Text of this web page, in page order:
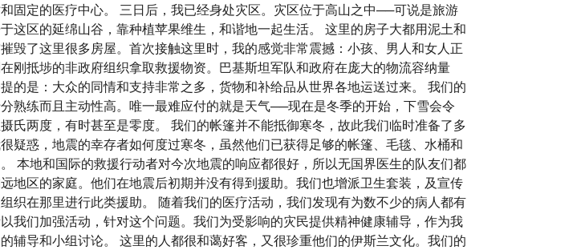
固定的医疗中心。 三日后，我已经身处灾区。灾区位于高山之中──可说是旅游
这区的延绵山谷，靠种植苹果维生，和谐地一起生活。 这里的房子大都用泥土和
毁了这里很多房屋。首次接触这里时，我的感觉非常震撼：小孩、男人和女人正
刚抵埗的非政府组织拿取救援物资。巴基斯坦军队和政府在庞大的物流容纳量
的是：大众的同情和支持非常之多，货物和补给品从世界各地运送过来。 我们的
熟练而且主动性高。唯一最难应付的就是天气──现在是冬季的开始，下雪会令
氏两度，有时甚至是零度。 我们的帐篷并不能抵御寒冬，故此我们临时准备了多
疑惑，地震的幸存者如何度过寒冬，虽然他们已获得足够的帐篷、毛毯、水桶和
本地和国际的救援行动者对今次地震的响应都很好，所以无国界医生的队友们都
地区的家庭。他们在地震后初期并没有得到援助。我们也增派卫生套装，及宣传
织在那里进行此类援助。 随着我们的医疗活动，我们发现有为数不少的病人都有
我们加强活动，针对这个问题。我们为受影响的灾民提供精神健康辅导，作为我
辅导和小组讨论。 这里的人都很和蔼好客，又很珍重他们的伊斯兰文化。我们的